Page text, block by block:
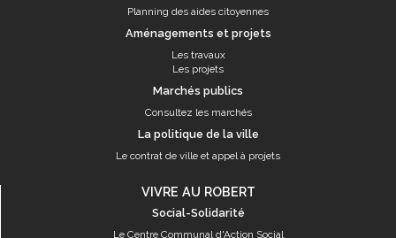
Planning des aides citoyennes
Aménagements et projets
Les travaux
Les projets
Marchés publics
Consultez les marchés
La politique de la ville
Le contrat de ville et appel à projets
VIVRE AU ROBERT
Social-Solidarité
Le Centre Communal d'Action Social